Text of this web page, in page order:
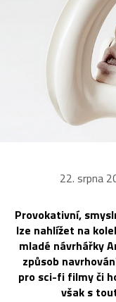
22. srpna
Provokativní,
lze nahlížet na
mladé návrhářky
způsob
pro sci-fi filmy či
však s